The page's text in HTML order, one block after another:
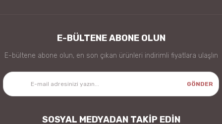
E-BÜLTENE ABONE OLUN
E-bültene abone olun, en son çıkan ürünleri indirimli fiyatlara ulaşlın
GÖNDER
SOSYAL MEDYADAN TAKİP EDİN